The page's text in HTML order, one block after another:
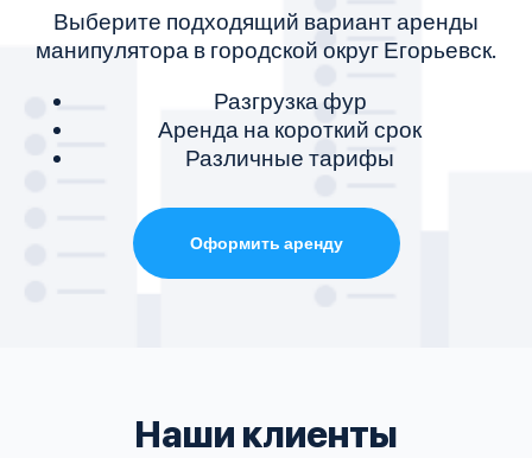
Выберите подходящий вариант аренды
манипулятора в городской округ Егорьевск.
Разгрузка фур
Аренда на короткий срок
Различные тарифы
Оформить аренду
Наши клиенты